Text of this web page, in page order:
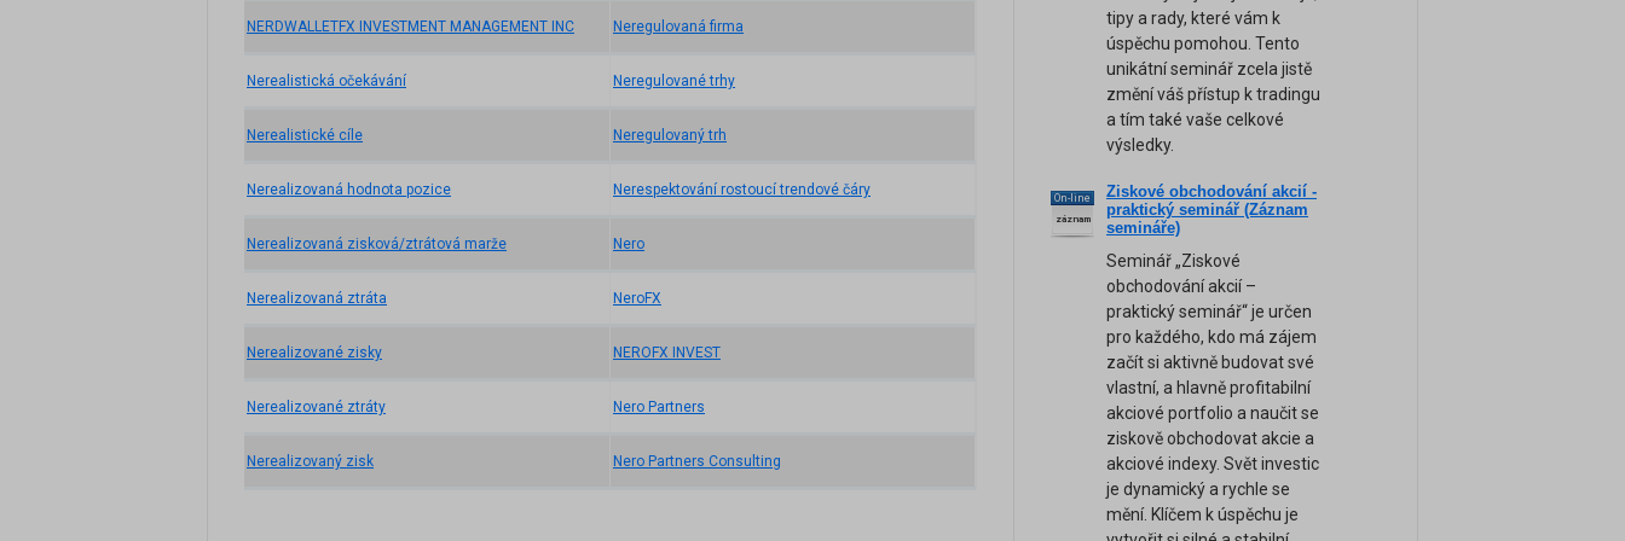
NERDWALLETFX INVESTMENT MANAGEMENT INC
Nerealistická očekávání
Nerealistické cíle
Nerealizovaná hodnota pozice
Nerealizovaná zisková/ztrátová marže
Nerealizovaná ztráta
Nerealizované zisky
Nerealizované ztráty
Nerealizovaný zisk
Neregulovaná firma
Neregulované trhy
Neregulovaný trh
Nerespektování rostoucí trendové čáry
Nero
NeroFX
NEROFX INVEST
Nero Partners
Nero Partners Consulting
tipy a rady, které vám k
úspěchu pomohou. Tento
unikátní seminář zcela jistě
změní váš přístup k tradingu
a tím také vaše celkové
výsledky.
On-line
záznam
Ziskové obchodování akcií -
praktický seminář (Záznam
semináře)
Seminář „Ziskové
obchodování akcií –
praktický seminář“ je určen
pro každého, kdo má zájem
začít si aktivně budovat své
vlastní, a hlavně profitabilní
akciové portfolio a naučit se
ziskově obchodovat akcie a
akciové indexy. Svět investic
je dynamický a rychle se
mění. Klíčem k úspěchu je